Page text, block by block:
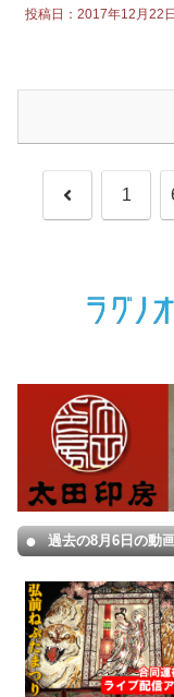
投稿日：2017年12月22日
前 1
過去の8月6日の動